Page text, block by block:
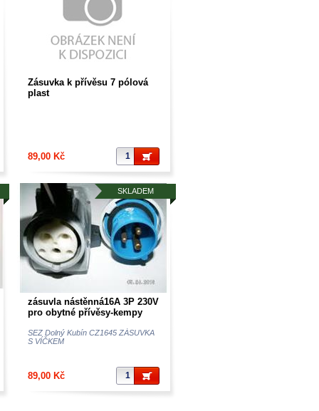
Zásuvka k přívěsu 7 pólová
plast
89,00 Kč
SKLADEM
zásuvla nástěnná16A 3P 230V
pro obytné přívěsy-kempy
SEZ Dolný Kubín CZ1645 ZÁSUVKA
S VÍČKEM
89,00 Kč